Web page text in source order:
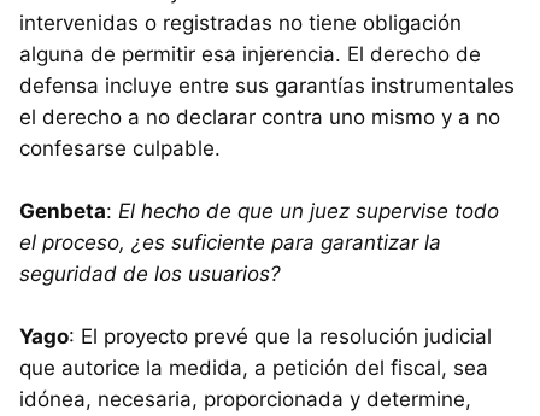
intervenidas o registradas no tiene obligación
alguna de permitir esa injerencia. El derecho de
defensa incluye entre sus garantías instrumentales
el derecho a no declarar contra uno mismo y a no
confesarse culpable.
Genbeta: El hecho de que un juez supervise todo
el proceso, ¿es suficiente para garantizar la
seguridad de los usuarios?
Yago: El proyecto prevé que la resolución judicial
que autorice la medida, a petición del fiscal, sea
idónea, necesaria, proporcionada y determine,